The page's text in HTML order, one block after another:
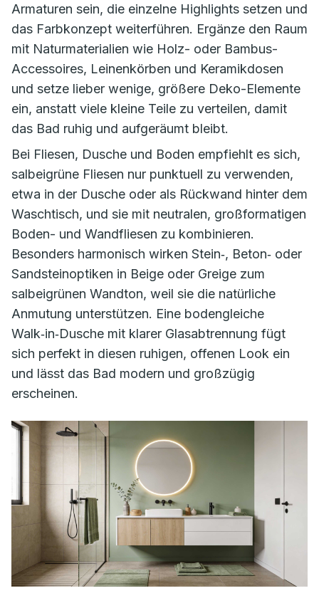
Armaturen sein, die einzelne Highlights setzen und
das Farbkonzept weiterführen. Ergänze den Raum
mit Naturmaterialien wie Holz- oder Bambus-
Accessoires, Leinenkörben und Keramikdosen
und setze lieber wenige, größere Deko-Elemente
ein, anstatt viele kleine Teile zu verteilen, damit
das Bad ruhig und aufgeräumt bleibt.
Bei Fliesen, Dusche und Boden empfiehlt es sich,
salbeigrüne Fliesen nur punktuell zu verwenden,
etwa in der Dusche oder als Rückwand hinter dem
Waschtisch, und sie mit neutralen, großformatigen
Boden- und Wandfliesen zu kombinieren.
Besonders harmonisch wirken Stein‑, Beton‑ oder
Sandsteinoptiken in Beige oder Greige zum
salbeigrünen Wandton, weil sie die natürliche
Anmutung unterstützen. Eine bodengleiche
Walk‑in‑Dusche mit klarer Glasabtrennung fügt
sich perfekt in diesen ruhigen, offenen Look ein
und lässt das Bad modern und großzügig
erscheinen.